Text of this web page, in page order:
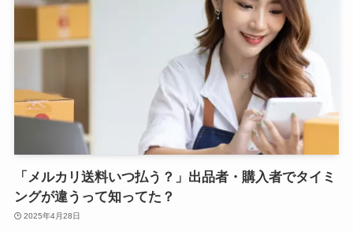
「メルカリ送料いつ払う？」出品者・購入者でタイミ
ングが違うって知ってた？
2025年4月28日